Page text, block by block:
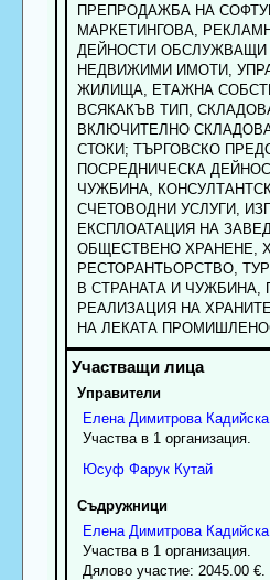
ПРЕПРОДАЖБА НА
МАРКЕТИНГОВА,
ДЕЙНОСТИ ОБСЛУЖВАЩИ
НЕДВИЖИМИ ИМОТИ,
ЖИЛИЩА, ЕТАЖНА
ВСЯКАКЪВ ТИП,
ВКЛЮЧИТЕЛНО
СТОКИ; ТЪРГОВСКО
ПОСРЕДНИЧЕСКА
ЧУЖБИНА,
СЧЕТОВОДНИ УСЛУГИ,
ЕКСПЛОАТАЦИЯ НА
ОБЩЕСТВЕНО ХРАНЕНЕ,
РЕСТОРАНТЬОРСТВО,
В СТРАНАТА И ЧУЖБИНА,
РЕАЛИЗАЦИЯ НА
НА ЛЕКАТА
Управители
Елена Димитрова Кадийска
Участва в 1 организация.
Юсуф Фарук Кутай
Съдружници
Елена Димитрова Кадийска
Участва в 1 организация.
Дялово участие: 2045.00 €.